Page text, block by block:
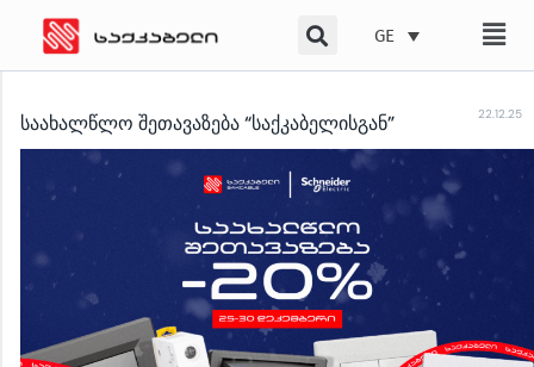
content
GE
საახალწლო შეთავაზება “საქკაბელისგან” 22.12.25